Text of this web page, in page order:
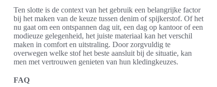
Ten slotte is de context van het gebruik een belangrijke factor
bij het maken van de keuze tussen denim of spijkerstof. Of het
nu gaat om een ontspannen dag uit, een dag op kantoor of een
modieuze gelegenheid, het juiste materiaal kan het verschil
maken in comfort en uitstraling. Door zorgvuldig te
overwegen welke stof het beste aansluit bij de situatie, kan
men met vertrouwen genieten van hun kledingkeuzes.
FAQ